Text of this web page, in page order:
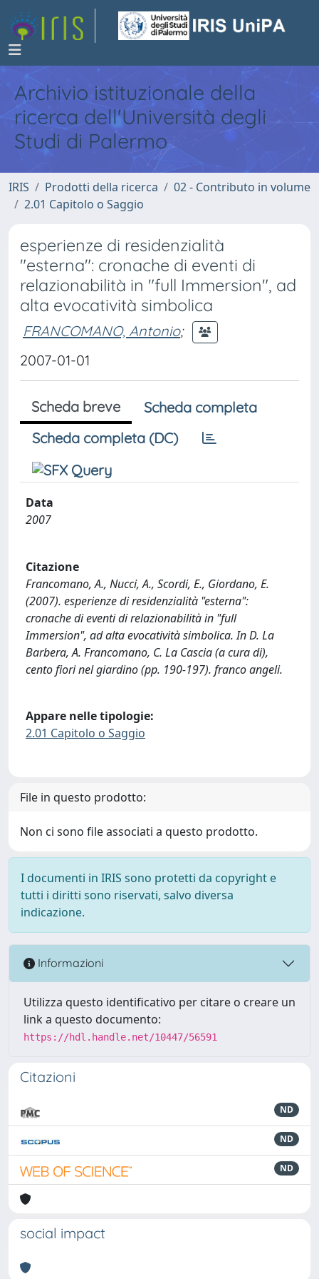
Archivio istituzionale della
ricerca dell'Università degli
Studi di Palermo
IRIS Prodotti della ricerca
02 - Contributo in volume
2.01 Capitolo o Saggio
esperienze di residenzialità
"esterna": cronache di eventi di
relazionabilità in "full Immersion", ad
alta evocatività simbolica
FRANCOMANO, Antonio;
2007-01-01
Scheda breve
Scheda completa
Scheda completa (DC)
Data
2007
Citazione
Francomano, A., Nucci, A., Scordi, E., Giordano, E.
(2007). esperienze di residenzialità "esterna":
cronache di eventi di relazionabilità in "full
Immersion", ad alta evocatività simbolica. In D. La
Barbera, A. Francomano, C. La Cascia (a cura di),
cento fiori nel giardino (pp. 190-197). franco angeli.
Appare nelle tipologie:
2.01 Capitolo o Saggio
File in questo prodotto:
Non ci sono file associati a questo prodotto.
I documenti in IRIS sono protetti da copyright e
tutti i diritti sono riservati, salvo diversa
indicazione.
Informazioni
Utilizza questo identificativo per citare o creare un
link a questo documento:
https://hdl.handle.net/10447/56591
Citazioni
ND
ND
ND
social impact